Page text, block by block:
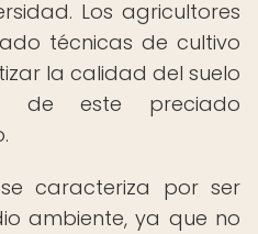
Los agricultores
técnicas de cultivo
la calidad del suelo
de este preciado
caracteriza por ser
ambiente, ya que no